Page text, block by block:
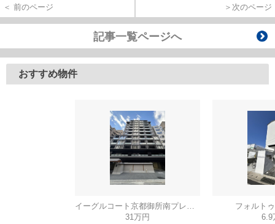
＜ 前のページ ＞次のページ
記事一覧ページへ
おすすめ物件
イーグルコート京都御所南プレミアム迎賓館
31万円
フォルト
6.9